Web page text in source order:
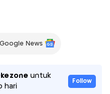
News
untuk
hari
Follow